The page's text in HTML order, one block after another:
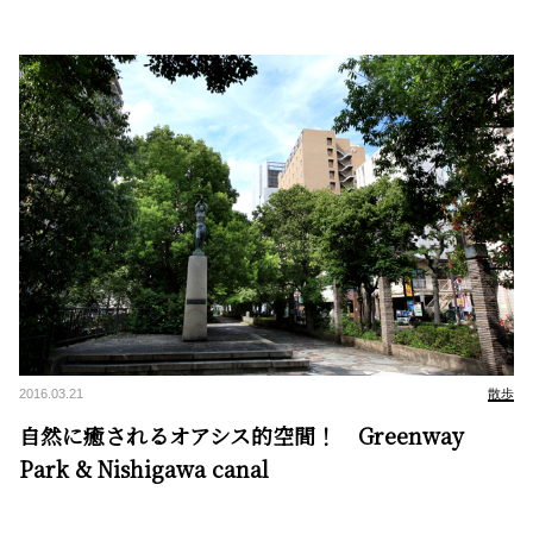
2016.03.21 散歩
自然に癒されるオアシス的空間！ Greenway
Park & Nishigawa canal